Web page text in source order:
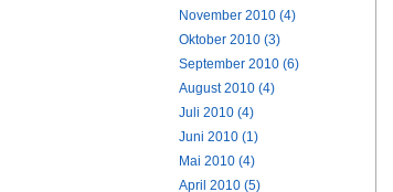
November 2010 (4)
Oktober 2010 (3)
September 2010 (6)
August 2010 (4)
Juli 2010 (4)
Juni 2010 (1)
Mai 2010 (4)
April 2010 (5)